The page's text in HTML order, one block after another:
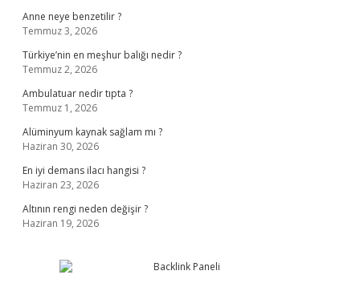
Anne neye benzetilir ?
Temmuz 3, 2026
Türkiye’nin en meşhur balığı nedir ?
Temmuz 2, 2026
Ambulatuar nedir tıpta ?
Temmuz 1, 2026
Alüminyum kaynak sağlam mı ?
Haziran 30, 2026
En iyi demans ilacı hangisi ?
Haziran 23, 2026
Altının rengi neden değişir ?
Haziran 19, 2026